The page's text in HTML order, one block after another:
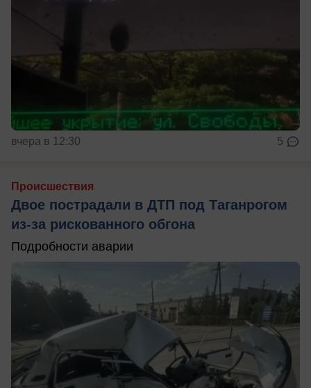
вчера в 12:30 5
Происшествия
Двое пострадали в ДТП под Таганрогом
из-за рискованного обгона
Подробности аварии